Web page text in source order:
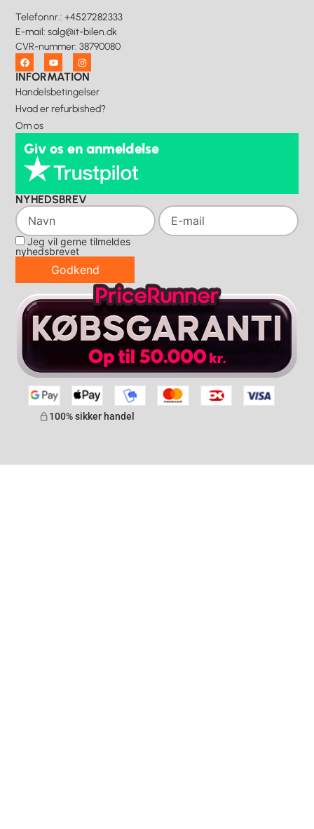
Telefonnr.: +4527282333
E-mail:salg@it-bilen.dk
CVR-nummer: 38790080
INFORMATION
Handelsbetingelser
Hvad er refurbished?
Om os
Giv os en anmeldelse
NYHEDSBREV
Jeg vil gerne tilmeldes
nyhedsbrevet
Godkend
100% sikker handel